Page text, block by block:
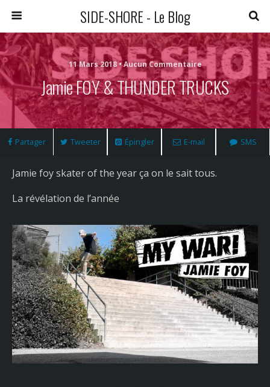
SIDE-SHORE - Le Blog
11 Mars 2018 • Aucun Commentaire
Jamie FOY & THUNDER TRUCKS
Partager Tweeter Épingler E-mail SMS
Jamie foy skater of the year ça on le sait tous.
La révélation de l’année